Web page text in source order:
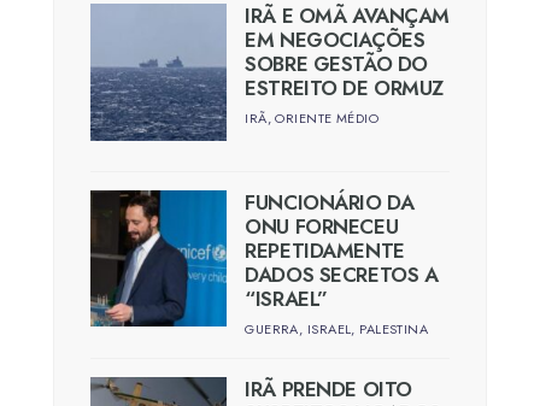
IRÃ E OMÃ AVANÇAM
EM NEGOCIAÇÕES
SOBRE GESTÃO DO
ESTREITO DE ORMUZ
IRÃ,ORIENTE MÉDIO
FUNCIONÁRIO DA
ONU FORNECEU
REPETIDAMENTE
DADOS SECRETOS A
“ISRAEL”
GUERRA, ISRAEL, PALESTINA
IRÃ PRENDE OITO